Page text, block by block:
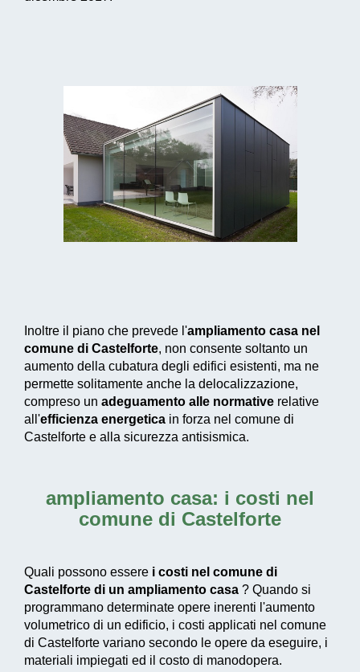
Inoltre il piano che prevede l'ampliamento casa nel
comune di Castelforte, non consente soltanto un
aumento della cubatura degli edifici esistenti, ma ne
permette solitamente anche la delocalizzazione,
compreso un adeguamento alle normative relative
all'efficienza energetica in forza nel comune di
Castelforte e alla sicurezza antisismica.
ampliamento casa: i costi nel
comune di Castelforte
Quali possono essere i costi nel comune di
Castelforte di un ampliamento casa ? Quando si
programmano determinate opere inerenti l'aumento
volumetrico di un edificio, i costi applicati nel comune
di Castelforte variano secondo le opere da eseguire, i
materiali impiegati ed il costo di manodopera.